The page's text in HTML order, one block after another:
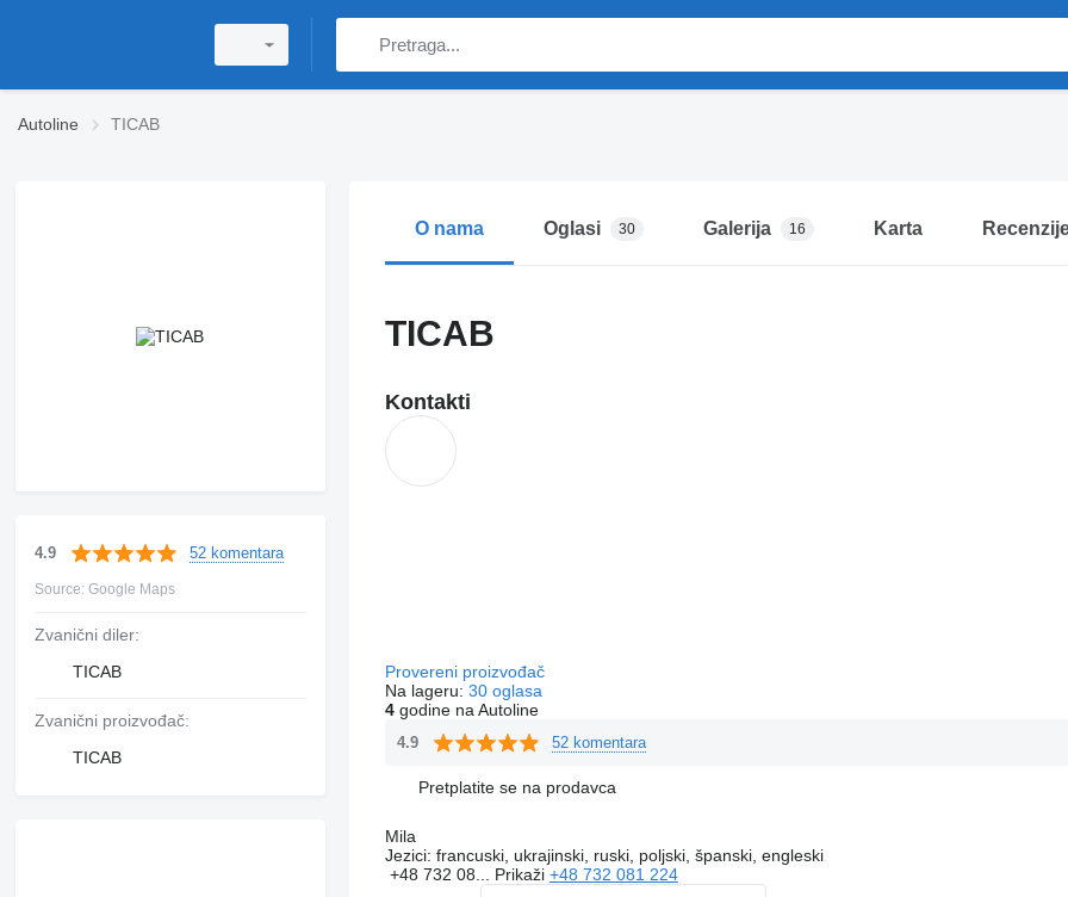
Autoline TICAB
4.9 52 komentara
Source: Google Maps
Zvanični diler:
TICAB
Zvanični proizvođač:
TICAB
O nama Oglasi 30 Galerija 16 Karta
TICAB
Kontakti
Provereni proizvođač
Na lageru: 30 oglasa
4godine na Autoline
4.9 52 komentara
Pretplatite se na prodavca
Mila
Jezici: francuski, ukrajinski, ruski, poljski, španski, engleski
+48 732 08... Prikaži +48 732 081 224